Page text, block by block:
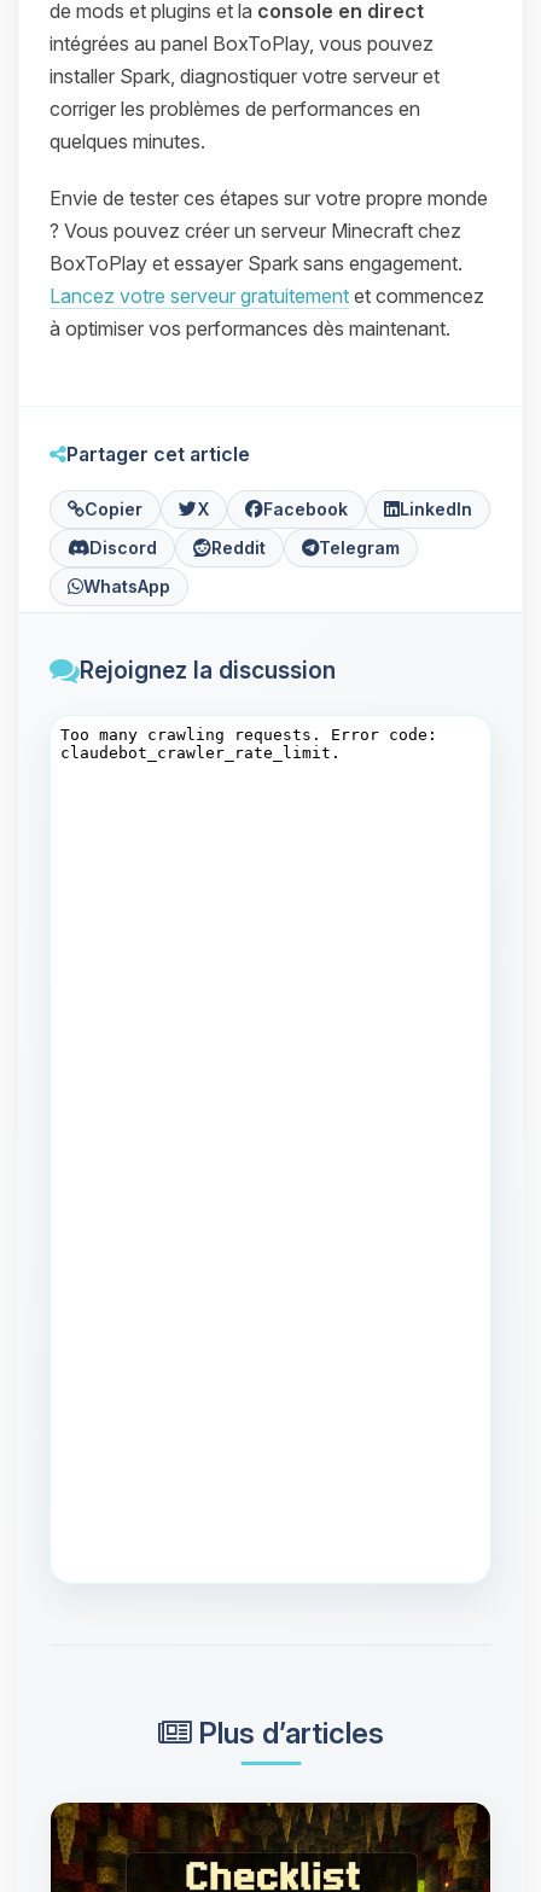
de mods et plugins et la console en direct
intégrées au panel BoxToPlay, vous pouvez
installer Spark, diagnostiquer votre serveur et
corriger les problèmes de performances en
quelques minutes.
Envie de tester ces étapes sur votre propre monde
? Vous pouvez créer un serveur Minecraft chez
BoxToPlay et essayer Spark sans engagement.
Lancez votre serveur gratuitement et commencez
à optimiser vos performances dès maintenant.
Partager cet article
Copier X Facebook
LinkedIn
Discord
Reddit
Telegram
WhatsApp
Rejoignez la discussion
Plus d’articles